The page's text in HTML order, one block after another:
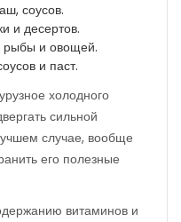
соусов.
и десертов.
рыбы и овощей.
и паст.
холодного
сильной
случае, вообще
его полезные
витаминов и